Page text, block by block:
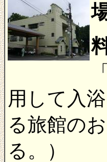
用して入
る旅館の
る。）